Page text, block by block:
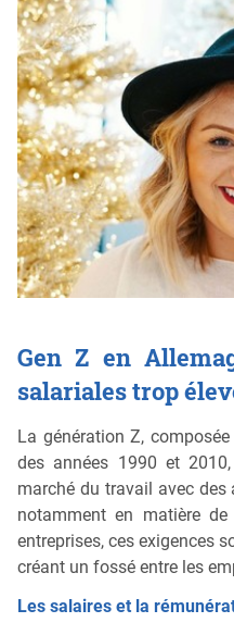
Gen Z en
salariales trop
La génération Z,
des années 1990 et
marché du travail avec des
notamment en matière
entreprises, ces exigences
créant un fossé entre les
Les salaires et la